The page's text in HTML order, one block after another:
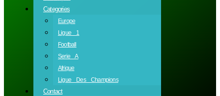
Categories
Europe
Ligue 1
Football
Serie A
Afrique
Ligue Des Champions
Contact